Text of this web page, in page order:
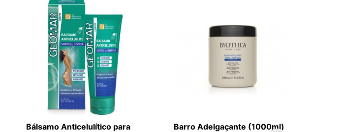
Bálsamo Anticelulítico para
Barro Adelgaçante (1000ml)